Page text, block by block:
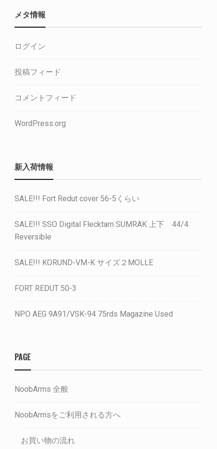
メタ情報
ログイン
投稿フィード
コメントフィード
WordPress.org
新入荷情報
SALE!!! Fort Redut cover 56-5くらい
SALE!!! SSO Digital Flecktarn SUMRAK 上下 44/4
Reversible
SALE!!! KORUND-VM-K サイズ２MOLLE
FORT REDUT 50-3
NPO AEG 9A91/VSK-94 75rds Magazine Used
PAGE
NoobArms 全般
NoobArmsをご利用される方へ
お買い物の流れ